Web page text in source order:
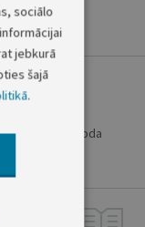
perioda
sociālo
jebkurā
šajā
.